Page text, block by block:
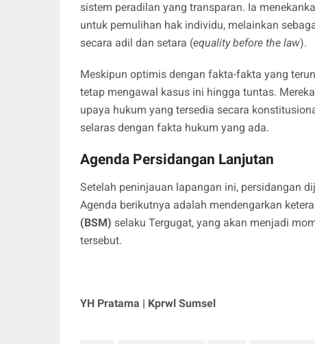
sistem peradilan yang transparan. Ia
untuk pemulihan hak individu, melainkan
secara adil dan setara (equality before the law).
​Meskipun optimis dengan fakta-fakta yang
tetap mengawal kasus ini hingga tuntas.
upaya hukum yang tersedia secara
selaras dengan fakta hukum yang ada.
Agenda Persidangan Lanjutan
​Setelah peninjauan lapangan ini, persidangan
Agenda berikutnya adalah mendengarkan
(BSM) selaku Tergugat, yang akan menjadi
tersebut.
YH Pratama | Kprwl Sumsel